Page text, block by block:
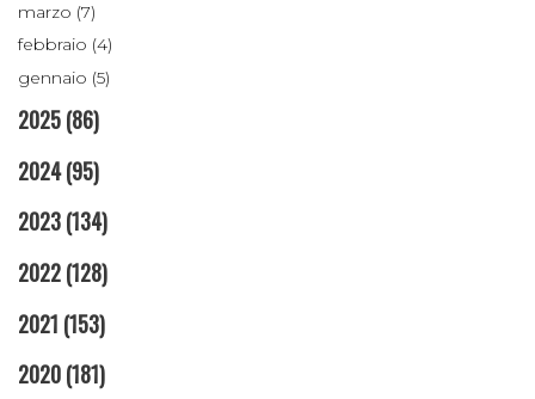
marzo (7)
febbraio (4)
gennaio (5)
2025(86)
2024(95)
2023(134)
2022(128)
2021 (153)
2020(181)